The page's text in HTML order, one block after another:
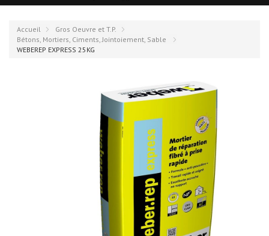
Accueil
Gros Oeuvre et T.P.
Bétons, Mortiers, Ciments, Jointoiement, Sable
WEBEREP EXPRESS 25KG